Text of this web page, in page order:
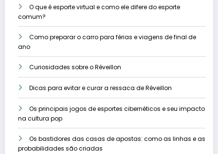
O que é esporte virtual e como ele difere do esporte
comum?
Como preparar o carro para férias e viagens de final de
ano
Curiosidades sobre o Réveillon
Dicas para evitar e curar a ressaca de Réveillon
Os principais jogos de esportes cibernéticos e seu impacto
na cultura pop
Os bastidores das casas de apostas: como as linhas e as
probabilidades são criadas